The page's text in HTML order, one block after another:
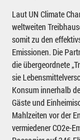
Laut UN Climate
weltweiten
somit zu den
Emissionen. Die
die übergeordnete
sie
Konsum innerhalb
Gäste und
Mahlzeiten vor der
vermiedener CO2e-